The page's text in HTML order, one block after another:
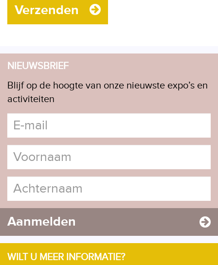
Verzenden
NIEUWSBRIEF
Blijf op de hoogte van onze nieuwste expo’s en
activiteiten
Aanmelden
WILT U MEER INFORMATIE?